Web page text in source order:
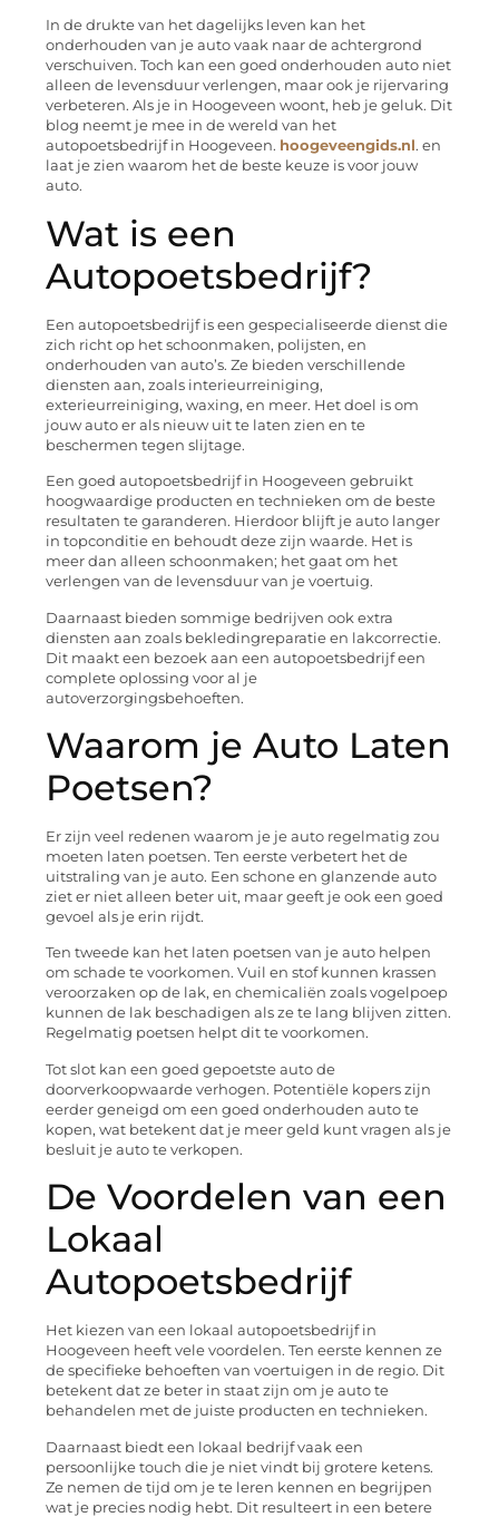
In de drukte van het dagelijks leven kan het
onderhouden van je auto vaak naar de achtergrond
verschuiven. Toch kan een goed onderhouden auto niet
alleen de levensduur verlengen, maar ook je rijervaring
verbeteren. Als je in Hoogeveen woont, heb je geluk. Dit
blog neemt je mee in de wereld van het
autopoetsbedrijf in Hoogeveen. hoogeveengids.nl. en
laat je zien waarom het de beste keuze is voor jouw
auto.
Wat is een
Autopoetsbedrijf?
Een autopoetsbedrijf is een gespecialiseerde dienst die
zich richt op het schoonmaken, polijsten, en
onderhouden van auto’s. Ze bieden verschillende
diensten aan, zoals interieurreiniging,
exterieurreiniging, waxing, en meer. Het doel is om
jouw auto er als nieuw uit te laten zien en te
beschermen tegen slijtage.
Een goed autopoetsbedrijf in Hoogeveen gebruikt
hoogwaardige producten en technieken om de beste
resultaten te garanderen. Hierdoor blijft je auto langer
in topconditie en behoudt deze zijn waarde. Het is
meer dan alleen schoonmaken; het gaat om het
verlengen van de levensduur van je voertuig.
Daarnaast bieden sommige bedrijven ook extra
diensten aan zoals bekledingreparatie en lakcorrectie.
Dit maakt een bezoek aan een autopoetsbedrijf een
complete oplossing voor al je
autoverzorgingsbehoeften.
Waarom je Auto Laten
Poetsen?
Er zijn veel redenen waarom je je auto regelmatig zou
moeten laten poetsen. Ten eerste verbetert het de
uitstraling van je auto. Een schone en glanzende auto
ziet er niet alleen beter uit, maar geeft je ook een goed
gevoel als je erin rijdt.
Ten tweede kan het laten poetsen van je auto helpen
om schade te voorkomen. Vuil en stof kunnen krassen
veroorzaken op de lak, en chemicaliën zoals vogelpoep
kunnen de lak beschadigen als ze te lang blijven zitten.
Regelmatig poetsen helpt dit te voorkomen.
Tot slot kan een goed gepoetste auto de
doorverkoopwaarde verhogen. Potentiële kopers zijn
eerder geneigd om een goed onderhouden auto te
kopen, wat betekent dat je meer geld kunt vragen als je
besluit je auto te verkopen.
De Voordelen van een
Lokaal
Autopoetsbedrijf
Het kiezen van een lokaal autopoetsbedrijf in
Hoogeveen heeft vele voordelen. Ten eerste kennen ze
de specifieke behoeften van voertuigen in de regio. Dit
betekent dat ze beter in staat zijn om je auto te
behandelen met de juiste producten en technieken.
Daarnaast biedt een lokaal bedrijf vaak een
persoonlijke touch die je niet vindt bij grotere ketens.
Ze nemen de tijd om je te leren kennen en begrijpen
wat je precies nodig hebt. Dit resulteert in een betere